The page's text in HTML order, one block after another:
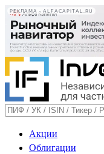
РЕКЛАМА • ALFACAPITAL.RU
Акции
Облигации